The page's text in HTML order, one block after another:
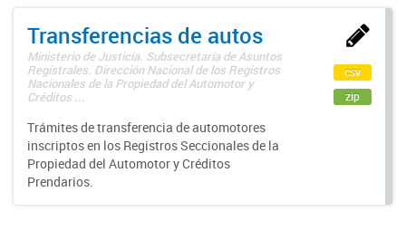
Transferencias de autos
Ministerio de Justicia. Subsecretaría de Asuntos
Registrales. Dirección Nacional de los Registros
Nacionales de la Propiedad del Automotor y
Créditos ...
Trámites de transferencia de automotores
inscriptos en los Registros Seccionales de la
Propiedad del Automotor y Créditos
Prendarios.
csv
zip